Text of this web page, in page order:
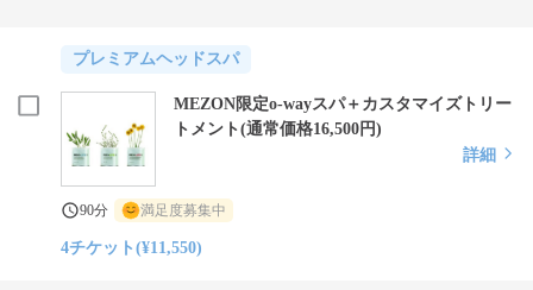
プレミアムヘッドスパ
MEZON限定o-wayスパ＋カスタマイズトリー
トメント(通常価格16,500円)
詳細
90分 満足度募集中
4チケット(¥11,550)